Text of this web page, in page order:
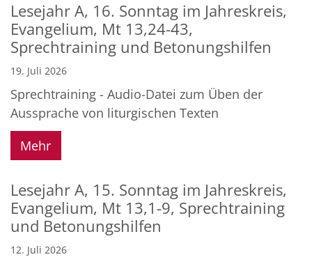
Lesejahr A, 16. Sonntag im Jahreskreis,
Evangelium, Mt 13,24-43,
Sprechtraining und Betonungshilfen
19. Juli 2026
Sprechtraining - Audio-Datei zum Üben der
Aussprache von liturgischen Texten
Mehr
Lesejahr A, 15. Sonntag im Jahreskreis,
Evangelium, Mt 13,1-9, Sprechtraining
und Betonungshilfen
12. Juli 2026